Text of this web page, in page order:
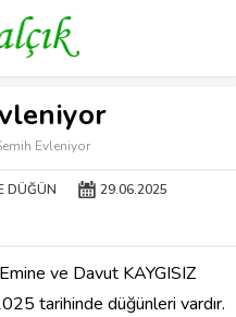
Evleniyor
DÜĞÜN 29.06.2025
ve Davut KAYGISIZ
tarihinde düğünleri vardır.